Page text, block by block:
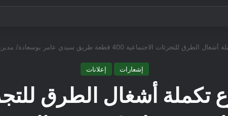
إشعارات إعلانات